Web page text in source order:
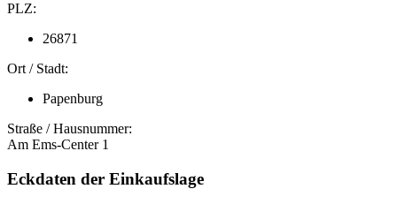
PLZ:
26871
Ort / Stadt:
Papenburg
Straße / Hausnummer:
Am Ems-Center 1
Eckdaten der Einkaufslage